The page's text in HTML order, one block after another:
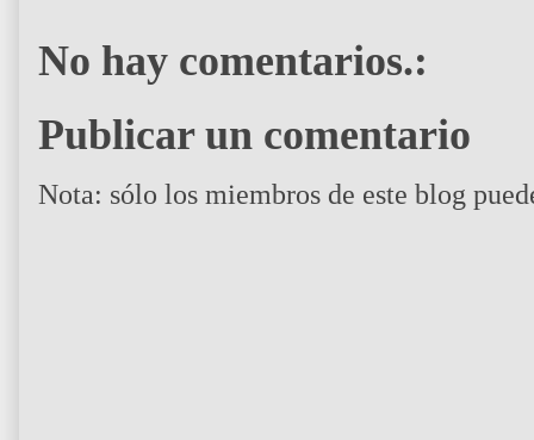
No hay comentarios.:
Publicar un comentario
Nota: sólo los miembros de este blog